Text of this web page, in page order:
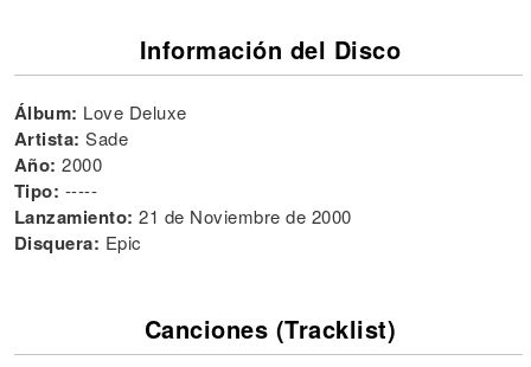
Información del Disco
Álbum: Love Deluxe
Artista: Sade
Año: 2000
Tipo: -----
Lanzamiento: 21 de Noviembre de 2000
Disquera: Epic
Canciones (Tracklist)